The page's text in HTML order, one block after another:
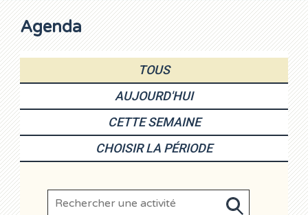
Contacts
Agenda
TOUS
AUJOURD'HUI
CETTE SEMAINE
CHOISIR LA PÉRIODE